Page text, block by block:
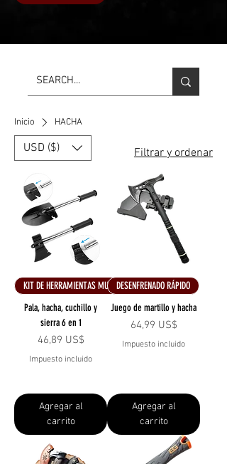
Inicio HACHA
Filtrar y ordenar
KIT DE HERRAMIENTAS MULTIUSOS
Pala, hacha, cuchillo y
sierra 6 en 1
Precio
46,89 US$
Impuesto incluido
Agregar al
carrito
DESENFRENADO RÁPIDO
Juego de martillo y hacha
Precio
64,99 US$
Impuesto incluido
Agregar al
carrito
USD ($)